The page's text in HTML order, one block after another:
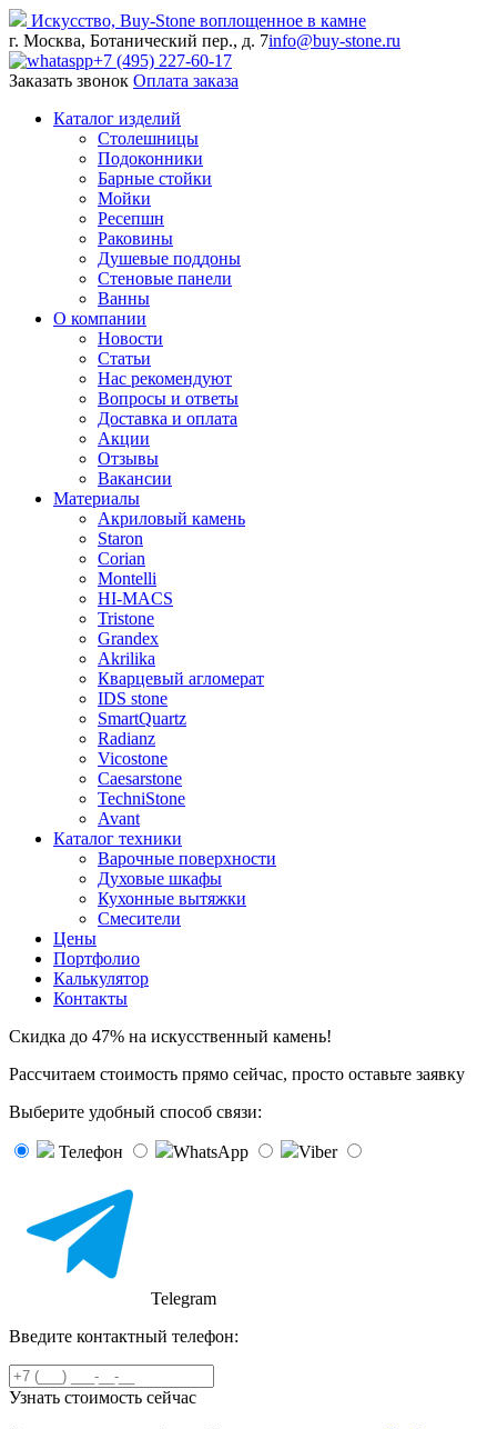
Искусство, Buy-Stone воплощенное в камне
г. Москва, Ботанический пер., д. 7info@buy-stone.ru
+7 (495) 227-60-17
Заказать звонок Оплата заказа
Каталог изделий
Столешницы
Подоконники
Барные стойки
Мойки
Ресепшн
Раковины
Душевые поддоны
Стеновые панели
Ванны
О компании
Новости
Статьи
Нас рекомендуют
Вопросы и ответы
Доставка и оплата
Акции
Отзывы
Вакансии
Материалы
Акриловый камень
Staron
Corian
Montelli
HI-MACS
Tristone
Grandex
Akrilika
Кварцевый агломерат
IDS stone
SmartQuartz
Radianz
Vicostone
Caesarstone
TechniStone
Avant
Каталог техники
Варочные поверхности
Духовые шкафы
Кухонные вытяжки
Смесители
Цены
Портфолио
Калькулятор
Контакты
Скидка до 47% на искусственный камень!
Рассчитаем стоимость прямо сейчас, просто оставьте заявку
Выберите удобный способ связи:
Телефон WhatsApp Viber
Telegram
Введите контактный телефон:
Узнать стоимость сейчас